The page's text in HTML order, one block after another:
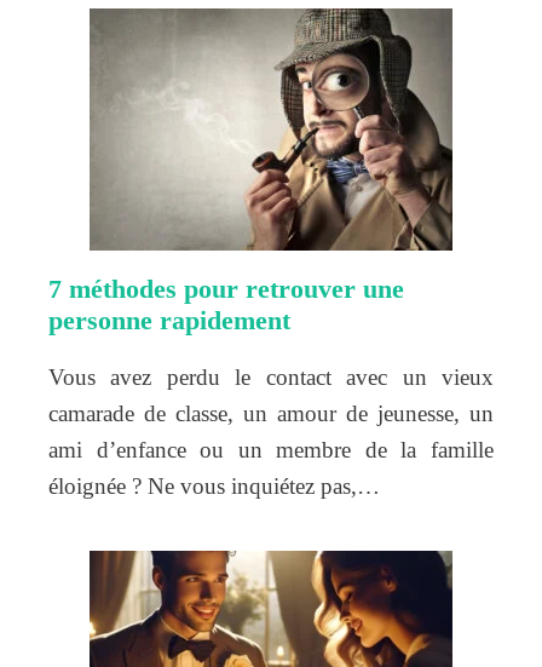
7 méthodes pour retrouver une
personne rapidement
Vous avez perdu le contact avec un vieux
camarade de classe, un amour de jeunesse, un
ami d’enfance ou un membre de la famille
éloignée ? Ne vous inquiétez pas,…